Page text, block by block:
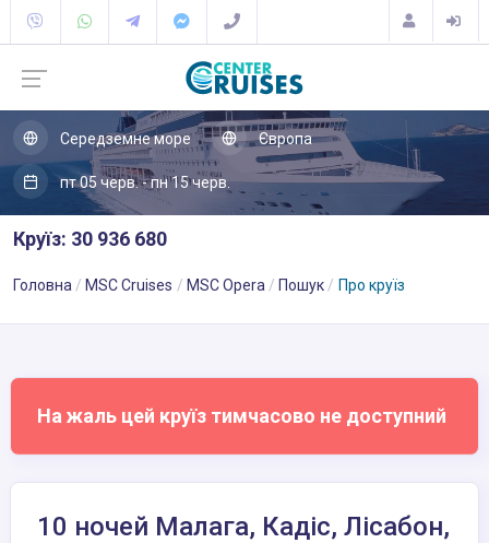
Середземне море Європа
пт 05 черв. - пн 15 черв.
Круїз: 30 936 680
Головна MSC Cruises MSC Opera Пошук Про круїз
На жаль цей круїз тимчасово не доступний
10 ночей Малага, Кадіс, Лісабон,